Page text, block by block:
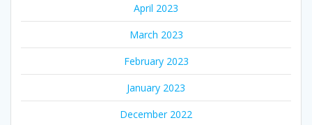
April 2023
March 2023
February 2023
January 2023
December 2022